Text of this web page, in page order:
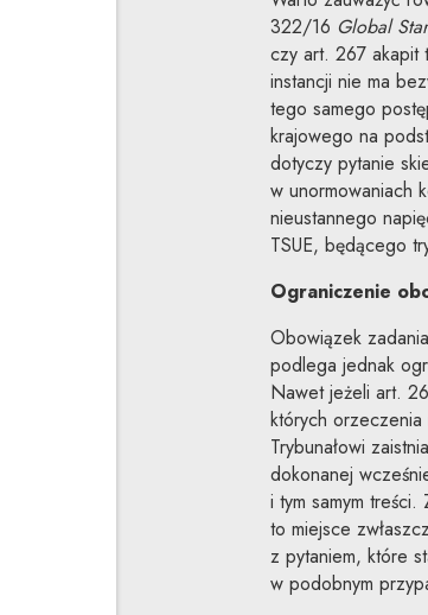
322/16 Global
czy art. 267 akapit
instancji nie ma
tego samego
krajowego na
dotyczy pytanie
w unormowaniach
nieustannego
TSUE, będącego
Ograniczenie
Obowiązek
podlega jednak
Nawet jeżeli art.
których
Trybunałowi
dokonanej
i tym samym
to miejsce
z pytaniem, które
w podobnym